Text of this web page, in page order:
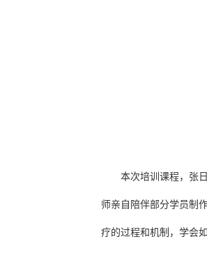
本次培训课程，张
师亲自陪伴部分学员制
疗的过程和机制，学会